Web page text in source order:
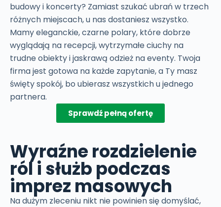
budowy i koncerty? Zamiast szukać ubrań w trzech
różnych miejscach, u nas dostaniesz wszystko.
Mamy eleganckie, czarne polary, które dobrze
wyglądają na recepcji, wytrzymałe ciuchy na
trudne obiekty i jaskrawą odzież na eventy. Twoja
firma jest gotowa na każde zapytanie, a Ty masz
święty spokój, bo ubierasz wszystkich u jednego
partnera.
Sprawdź pełną ofertę
Wyraźne rozdzielenie
ról i służb podczas
imprez masowych
Na dużym zleceniu nikt nie powinien się domyślać,